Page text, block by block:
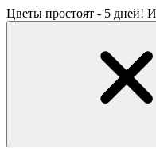
Цветы простоят - 5 дней!